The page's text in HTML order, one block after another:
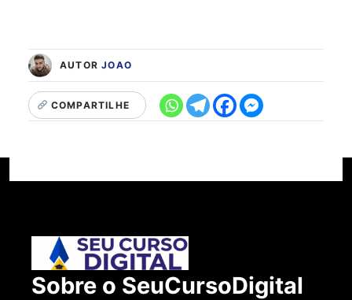
AUTORJOAO
COMPARTILHE
Sobre o SeuCursoDigital